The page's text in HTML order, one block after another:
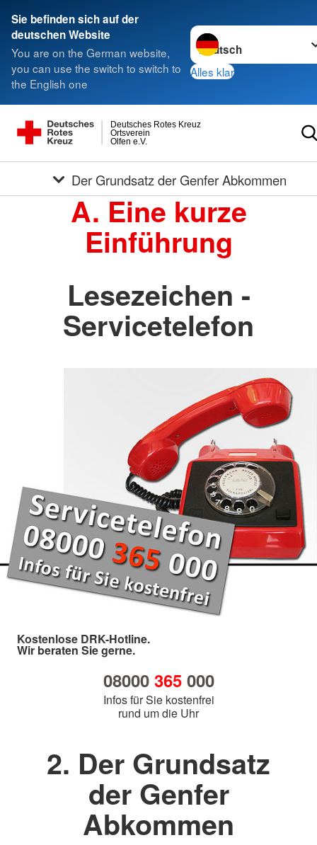
Sie befinden sich auf der
deutschen Website
You are on the German website,
you can use the switch to switch to
the English one
Sprache wechseln zu
Alles klar
Olfen e.V.
Ortsverein
Deutsches Rotes Kreuz
Der Grundsatz der Genfer Abkommen
A. Eine kurze
Einführung
Lesezeichen -
Servicetelefon
Kostenlose DRK-Hotline.
Wir beraten Sie gerne.
08000 365000
Infos für Sie kostenfrei
rund um die Uhr
2. Der Grundsatz
der Genfer
Abkommen